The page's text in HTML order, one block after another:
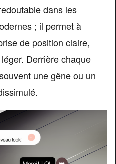
dans les
; il permet à
de position claire,
Derrière chaque
une gêne ou un